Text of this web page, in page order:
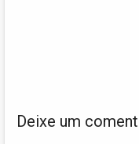
Deixe um